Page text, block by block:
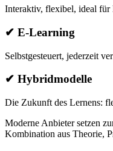
Interaktiv, flexibel, ideal für
✔ E-Learning
Selbstgesteuert, jederzeit
✔ Hybridmodelle
Die Zukunft des Lernens:
Moderne Anbieter setzen
Kombination aus Theorie,